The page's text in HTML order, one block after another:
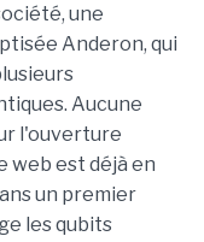
une
Anderon, qui
Aucune
l'ouverture
web est déjà en
un premier
les qubits